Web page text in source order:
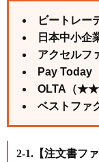
ビートレ
日本中小
アクセル
Pay
OLTA（
ベストフ
2-1.【注文書フ